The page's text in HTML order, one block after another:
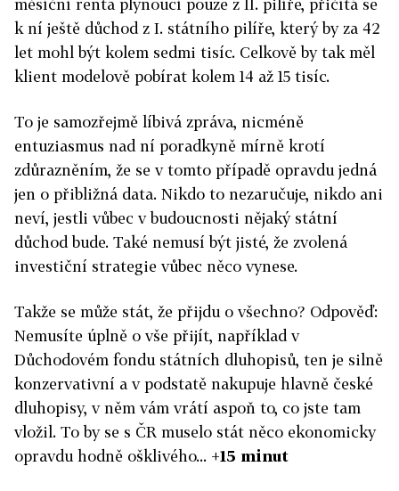
měsíční renta plynoucí pouze z II. pilíře, přičítá se
k ní ještě důchod z I. státního pilíře, který by za 42
let mohl být kolem sedmi tisíc. Celkově by tak měl
klient modelově pobírat kolem 14 až 15 tisíc.
To je samozřejmě líbivá zpráva, nicméně
entuziasmus nad ní poradkyně mírně krotí
zdůrazněním, že se v tomto případě opravdu jedná
jen o přibližná data. Nikdo to nezaručuje, nikdo ani
neví, jestli vůbec v budoucnosti nějaký státní
důchod bude. Také nemusí být jisté, že zvolená
investiční strategie vůbec něco vynese.
Takže se může stát, že přijdu o všechno? Odpověď:
Nemusíte úplně o vše přijít, například v
Důchodovém fondu státních dluhopisů, ten je silně
konzervativní a v podstatě nakupuje hlavně české
dluhopisy, v něm vám vrátí aspoň to, co jste tam
vložil. To by se s ČR muselo stát něco ekonomicky
opravdu hodně ošklivého... +15 minut